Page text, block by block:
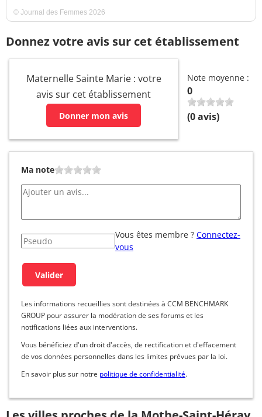
© Journal des Femmes 2026
Donnez votre avis sur cet établissement
Maternelle Sainte Marie : votre
avis sur cet établissement
Donner mon avis
Note moyenne :
0
(0avis)
Ma note
Vous êtes membre ? Connectez-
vous
Les informations recueillies sont destinées à CCM BENCHMARK
GROUP pour assurer la modération de ses forums et les
notifications liées aux interventions.
Vous bénéficiez d'un droit d'accès, de rectification et d'effacement
de vos données personnelles dans les limites prévues par la loi.
En savoir plus sur notre politique de confidentialité.